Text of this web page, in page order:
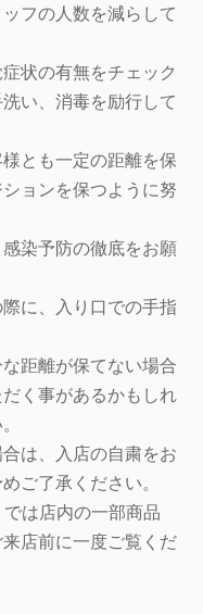
フの人数を減らして
状の有無をチェック
い、消毒を励行して
とも一定の距離を保
ョンを保つように努
染予防の徹底をお願
に、入り口での手指
距離が保てない場合
く事があるかもしれ
は、入店の自粛をお
ご了承ください。
では店内の一部商品
店前に一度ご覧くだ